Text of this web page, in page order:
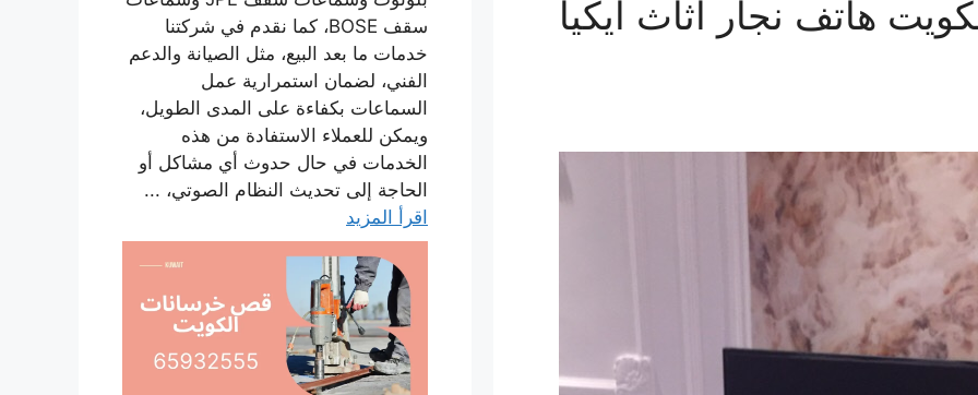
هاتف نجار اثاث ايكيا
سقف BOSE، كما نقدم في شركتنا
خدمات ما بعد البيع، مثل الصيانة والدعم
الفني، لضمان استمرارية عمل
السماعات بكفاءة على المدى الطويل،
ويمكن للعملاء الاستفادة من هذه
الخدمات في حال حدوث أي مشاكل أو
الحاجة إلى تحديث النظام الصوتي، ...
اقرأ المزيد